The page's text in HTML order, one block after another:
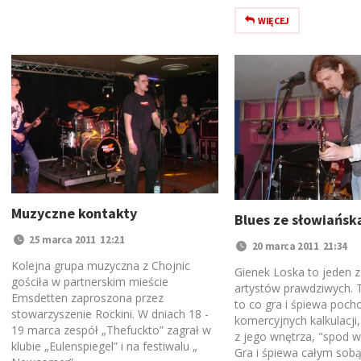
WIĘCEJ
Muzyczne kontakty
25 marca 2011 12:21
Kolejna grupa muzyczna z Chojnic
gościła w partnerskim mieście
Emsdetten zaproszona przez
stowarzyszenie Rockini. W dniach 18 -
19 marca zespół „Thefuckto” zagrał w
klubie „Eulenspiegel” i na festiwalu „
Blues ze
20 marca 2011 21:34
Gienek Loska to jeden
artystów prawdziwych.
to co gra i śpiewa
komercyjnych
z jego wnętrza, "spod
Gra i śpiewa całym